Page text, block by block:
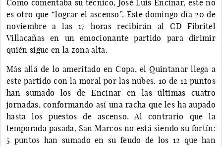
Como comentaba su técnico, José Luis Encinar, este no
es otro que “lograr el ascenso”. Este domingo día 20 de
noviembre a las 17 horas recibirán al CD Fibritel
Villacañas en un emocionante partido para dirimir
quién sigue en la zona alta.
Más allá de lo ameritado en Copa, el Quintanar llega a
este partido con la moral por las nubes. 10 de 12 puntos
han sumado los de Encinar en las últimas cuatro
jornadas, conformando así una racha que les ha aupado
hasta los puestos de ascenso. Al contrario que la
temporada pasada, San Marcos no está siendo su fortín:
5 puntos han sumado en su feudo de los 12 que han